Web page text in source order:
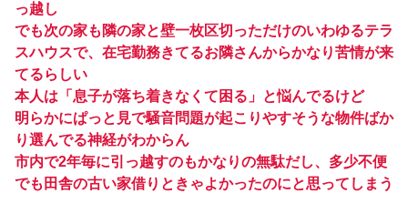
っ越し
でも次の家も隣の家と壁一枚区切っただけのいわゆるテラ
スハウスで、在宅勤務きてるお隣さんからかなり苦情が来
てるらしい
本人は「息子が落ち着きなくて困る」と悩んでるけど
明らかにぱっと見で騒音問題が起こりやすそうな物件ばか
り選んでる神経がわからん
市内で2年毎に引っ越すのもかなりの無駄だし、多少不便
でも田舎の古い家借りときゃよかったのにと思ってしまう